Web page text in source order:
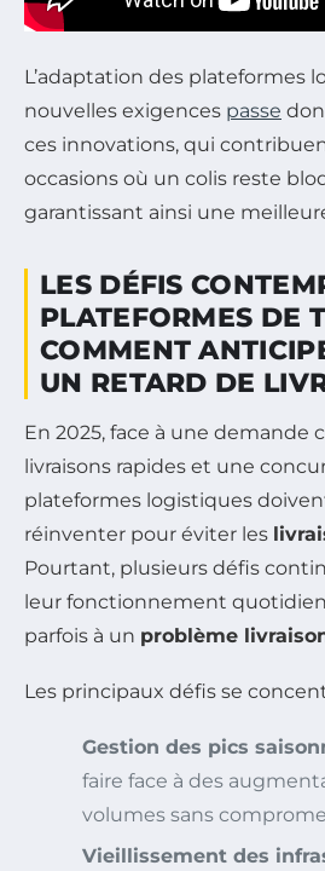
L’adaptation des plateformes
nouvelles exigences passe
ces innovations, qui
occasions où un colis reste
garantissant ainsi une
LES DÉFIS
PLATEFORMES DE
COMMENT
UN RETARD DE
En 2025, face à une demande
livraisons rapides et une
plateformes logistiques
réinventer pour éviter les
Pourtant, plusieurs défis
leur fonctionnement
parfois à un problème
Les principaux défis se
Gestion des pics
faire face à des
volumes sans
Vieillissement des